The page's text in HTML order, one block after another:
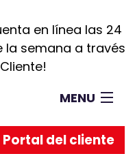
en línea las 24
la semana a través
MENU
Portal del cliente